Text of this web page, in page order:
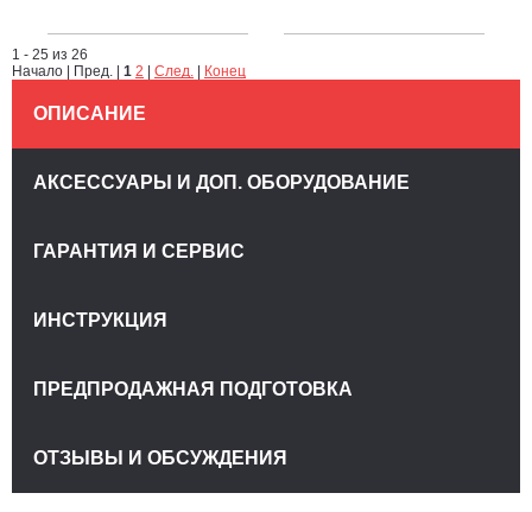
1 - 25 из 26
Начало | Пред. | 1 2 | След. | Конец
ОПИСАНИЕ
АКСЕССУАРЫ И ДОП. ОБОРУДОВАНИЕ
ГАРАНТИЯ И СЕРВИС
ИНСТРУКЦИЯ
ПРЕДПРОДАЖНАЯ ПОДГОТОВКА
ОТЗЫВЫ И ОБСУЖДЕНИЯ